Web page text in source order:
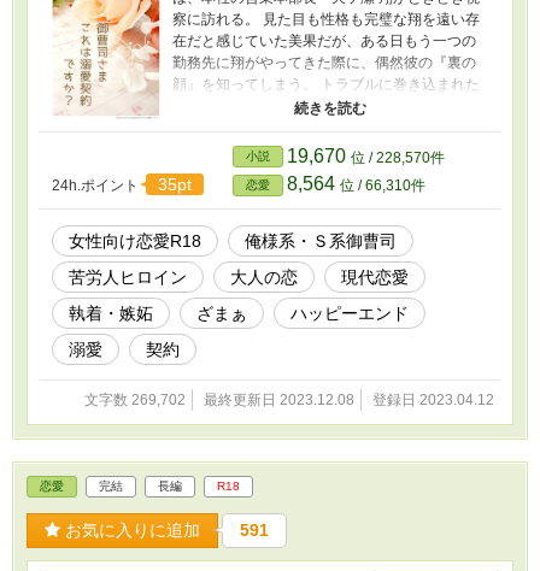
察に訪れる。 見た目も性格も完璧な翔を遠い存
在だと感じていた美果だが、ある日もう一つの
勤務先に翔がやってきた際に、偶然彼の『裏の
顔』を知ってしまう。 トラブルに巻き込まれた
くないと翔を避ける美果に対し、彼は美果を監
視するような視線ばかり向けてくる。しかし美
果がある事情からお金を稼ぎたがっていること
を知ると、突然『俺の専属家政婦になれ』と雇
用契約を持ちかけてきて――!? ◆ R18シーンの
ある回はサブタイトルに「★」表記あり。
R18シーンは物語の後半からになります。 ◆ 物
語の後半にざまぁ・お仕置き展開があるので苦
手な方はご注意ください。 ◆ 設定はすべてフィ
クションです。 実際の人物・企業・団体には
一切関係ございません。 ◆ エブリスタ・ムーン
ライトノベルズにも掲載しています。
24h.ポイント 35pt
小説 19,670 位 / 228,570件
恋愛 8,564 位 / 66,310件
女性向け恋愛R18
俺様系・Ｓ系御曹司
苦労人ヒロイン
大人の恋
現代恋愛
執着・嫉妬
ざまぁ
ハッピーエンド
溺愛
契約
文字数 269,702 最終更新日 2023.12.08 登録日 2023.04.12
恋愛 完結 長編 R18
お気に入りに追加 591